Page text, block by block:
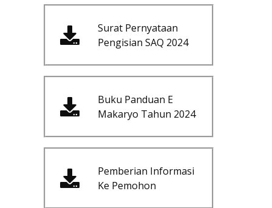
Surat Pernyataan
Pengisian SAQ 2024
Buku Panduan E
Makaryo Tahun 2024
Pemberian Informasi
Ke Pemohon